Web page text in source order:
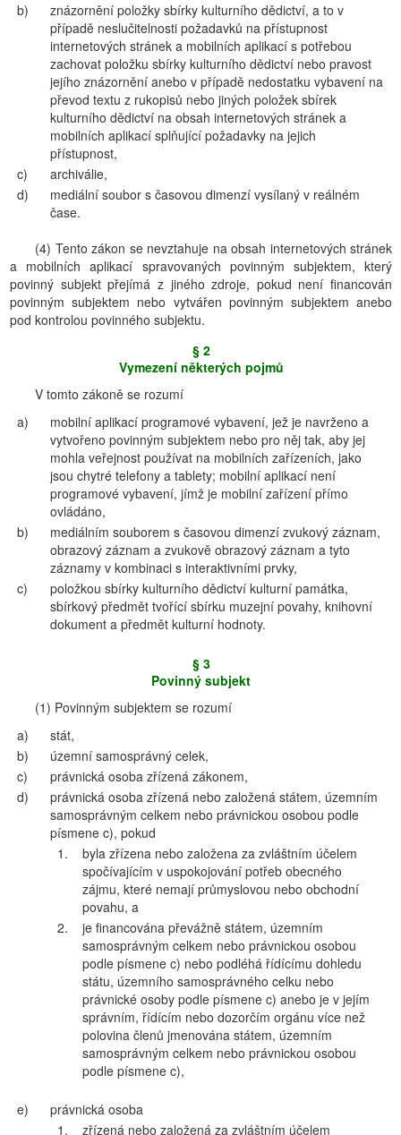
b)
znázornění položky sbírky kulturního dědictví, a to v
případě neslučitelnosti požadavků na přístupnost
internetových stránek a mobilních aplikací s potřebou
zachovat položku sbírky kulturního dědictví nebo pravost
jejího znázornění anebo v případě nedostatku vybavení na
převod textu z rukopisů nebo jiných položek sbírek
kulturního dědictví na obsah internetových stránek a
mobilních aplikací splňující požadavky na jejich
přístupnost,
c)
archiválie,
d)
mediální soubor s časovou dimenzí vysílaný v reálném
čase.
(4) Tento zákon se nevztahuje na obsah internetových stránek
a mobilních aplikací spravovaných povinným subjektem, který
povinný subjekt přejímá z jiného zdroje, pokud není financován
povinným subjektem nebo vytvářen povinným subjektem anebo
pod kontrolou povinného subjektu.
§ 2
Vymezení některých pojmů
V tomto zákoně se rozumí
a)
mobilní aplikací programové vybavení, jež je navrženo a
vytvořeno povinným subjektem nebo pro něj tak, aby jej
mohla veřejnost používat na mobilních zařízeních, jako
jsou chytré telefony a tablety; mobilní aplikací není
programové vybavení, jímž je mobilní zařízení přímo
ovládáno,
b)
mediálním souborem s časovou dimenzí zvukový záznam,
obrazový záznam a zvukově obrazový záznam a tyto
záznamy v kombinaci s interaktivními prvky,
c)
položkou sbírky kulturního dědictví kulturní památka,
sbírkový předmět tvořící sbírku muzejní povahy, knihovní
dokument a předmět kulturní hodnoty.
§ 3
Povinný subjekt
(1) Povinným subjektem se rozumí
a)
stát,
b)
územní samosprávný celek,
c)
právnická osoba zřízená zákonem,
d)
právnická osoba zřízená nebo založená státem, územním
samosprávným celkem nebo právnickou osobou podle
písmene c), pokud
1.
byla zřízena nebo založena za zvláštním účelem
spočívajícím v uspokojování potřeb obecného
zájmu, které nemají průmyslovou nebo obchodní
povahu, a
2.
je financována převážně státem, územním
samosprávným celkem nebo právnickou osobou
podle písmene c) nebo podléhá řídícímu dohledu
státu, územního samosprávného celku nebo
právnické osoby podle písmene c) anebo je v jejím
správním, řídícím nebo dozorčím orgánu více než
polovina členů jmenována státem, územním
samosprávným celkem nebo právnickou osobou
podle písmene c),
e)
právnická osoba
1.
zřízená nebo založená za zvláštním účelem